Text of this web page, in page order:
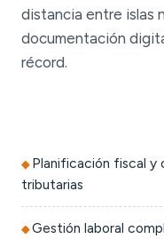
distancia entre islas
documentación
récord.
Planificación fiscal y
tributarias
Gestión laboral